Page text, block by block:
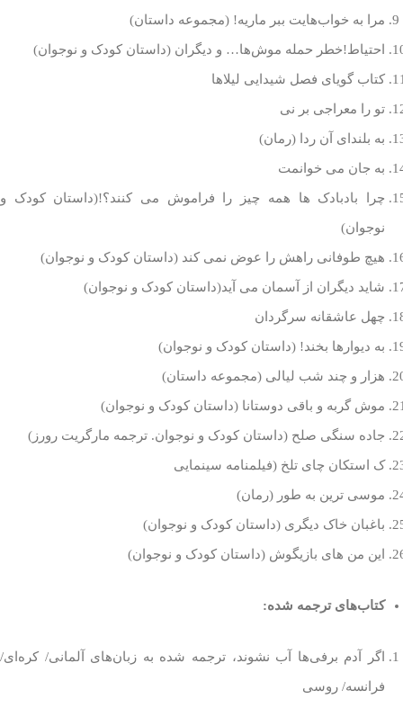
مرا به خواب‌هایت ببر ماریه! (مجموعه داستان)
احتیاط!‌خطر حمله موش‌ها… و دیگران (داستان کودک و نوجوان)
کتاب گویای فصل شیدایی لیلاها
تو را معراجی بر نی
به بلندای آن ردا (رمان)
به جان می خوانمت
چرا بادبادک ها همه چیز را فراموش می کنند؟!(داستان کودک و
نوجوان)
هیچ طوفانی راهش را عوض نمی کند (داستان کودک و نوجوان)
شاید دیگران از آسمان می آید(داستان کودک و نوجوان)
چهل عاشقانه سرگردان
به دیوارها بخند! (داستان کودک و نوجوان)
هزار و چند شب لیالی (مجموعه داستان)
موش گربه و باقی دوستانا (داستان کودک و نوجوان)
جاده سنگی صلح (داستان کودک و نوجوان. ترجمه مارگریت رورز)
ک استکان چای تلخ (فیلمنامه سینمایی
موسی ترین به طور (رمان)
باغبان خاک دیگری (داستان کودک و نوجوان)
این من های بازیگوش (داستان کودک و نوجوان)
کتاب‌های ترجمه شده:
اگر آدم برفی‌ها آب نشوند، ترجمه شده به زبان‌های آلمانی/ کره‌ای/
فرانسه/ روسی